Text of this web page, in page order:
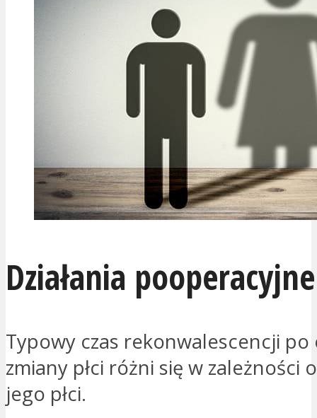
Działania pooperacyjne
Typowy czas rekonwalescencji
zmiany płci różni się w zależności
jego płci.